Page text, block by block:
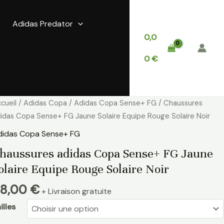
Adidas Predator
0,0
0€
/ Adidas Copa / Adidas Copa Sense+ FG / Chaussures
Copa Sense+ FG Jaune Solaire Equipe Rouge Solaire Noir
Copa Sense+ FG
adidas Copa Sense+ FG Jaune
Equipe Rouge Solaire Noir
€ + Livraison gratuite